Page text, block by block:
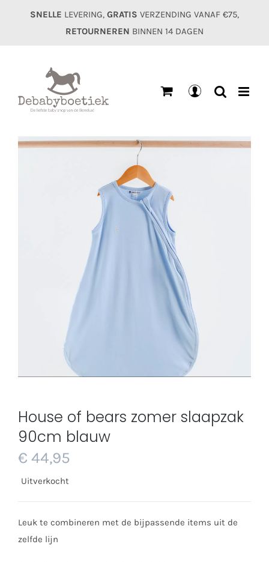
SNELLE LEVERING, GRATIS VERZENDING VANAF €75,
RETOURNEREN BINNEN 14 DAGEN
House of bears zomer slaapzak
90cm blauw
€ 44,95
Uitverkocht
Leuk te combineren met de bijpassende items uit de
zelfde lijn